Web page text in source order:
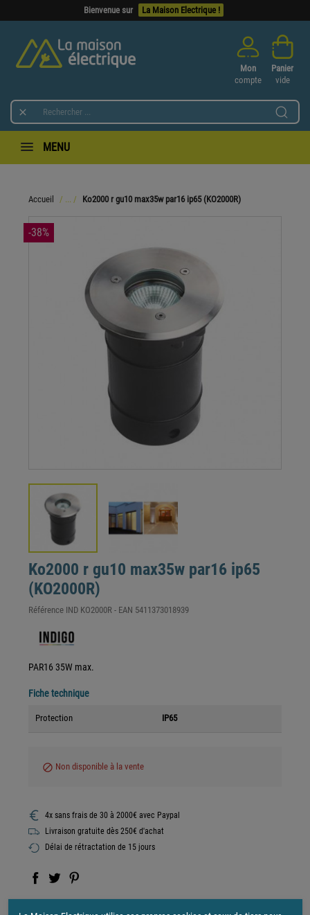
Bienvenue sur La Maison Electrique !

Mon
compte
Panier
vide
MENU
Accueil Ko2000 r gu10 max35w par16 ip65 (KO2000R)
-38%
Ko2000 r gu10 max35w par16 ip65
(KO2000R)
Référence IND KO2000R - EAN 5411373018939
PAR16 35W max.
Fiche technique
Protection IP65
block Non disponible à la vente
4x sans frais de 30 à 2000€ avec Paypal
Livraison gratuite dès 250€ d'achat
Délai de rétractation de 15 jours